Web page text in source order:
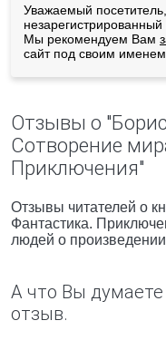
Уважаемый
незарегистрированный
Мы рекомендуем Вам
сайт под своим именем.
Отзывы о
Сотворение
Приключения"
Отзывы читателей о
Фантастика.
людей о
А что Вы думаете
отзыв.